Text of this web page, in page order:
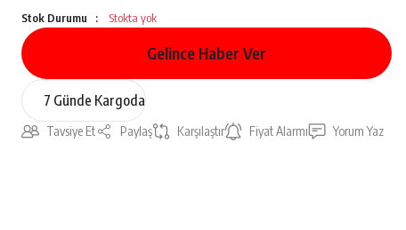
Stok Durumu Stokta yok
Gelince Haber Ver
7 Günde Kargoda
Tavsiye Et Paylaş Karşılaştır Fiyat Alarmı Yorum Yaz